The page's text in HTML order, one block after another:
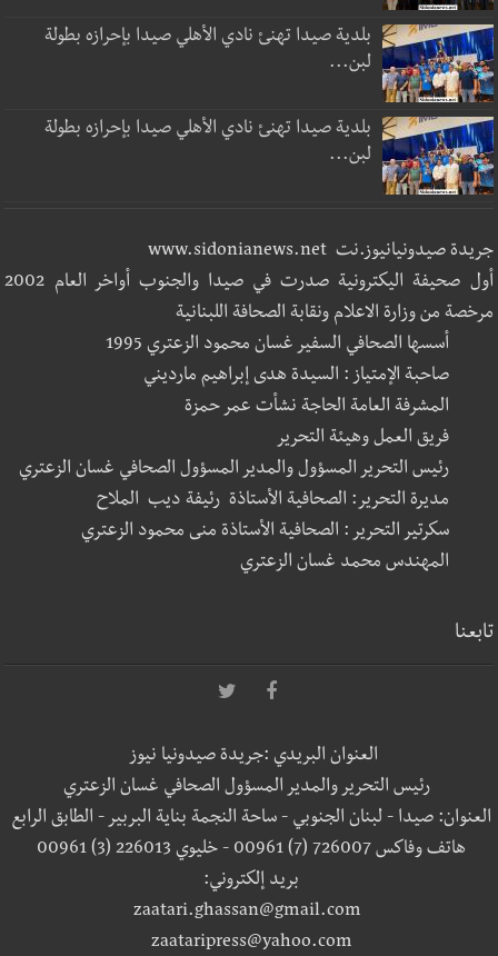
بلدية صيدا تهنئ نادي الأهلي صيدا بإحرازه بطولة
لبن...
بلدية صيدا تهنئ نادي الأهلي صيدا بإحرازه بطولة
لبن...
جريدة صيدونيانيوز.نت www.sidonianews.net
أول صحيفة اليكترونية صدرت في صيدا والجنوب أواخر العام 2002
مرخصة من وزارة الاعلام ونقابة الصحافة اللبنانية
أسسها الصحافي السفير غسان محمود الزعتري 1995
صاحبة الإمتياز : السيدة هدى إبراهيم مارديني
المشرفة العامة الحاجة نشأت عمر حمزة
فريق العمل وهيئة التحرير
رئيس التحرير المسؤول والمدير المسؤول الصحافي غسان الزعتري
مديرة التحرير: الصحافية الأستاذة رئيفة ديب الملاح
سكرتير التحرير : الصحافية الأستاذة منى محمود الزعتري
المهندس محمد غسان الزعتري
تابعنا
العنوان البريدي :جريدة صيدونيا نيوز
رئيس التحرير والمدير المسؤول الصحافي غسان الزعتري
العنوان: صيدا - لبنان الجنوبي - ساحة النجمة بناية البربير - الطابق الرابع
هاتف وفاكس 726007 (7) 00961 - خليوي 226013 (3) 00961
بريد إلكتروني:
zaatari.ghassan@gmail.com
zaataripress@yahoo.com